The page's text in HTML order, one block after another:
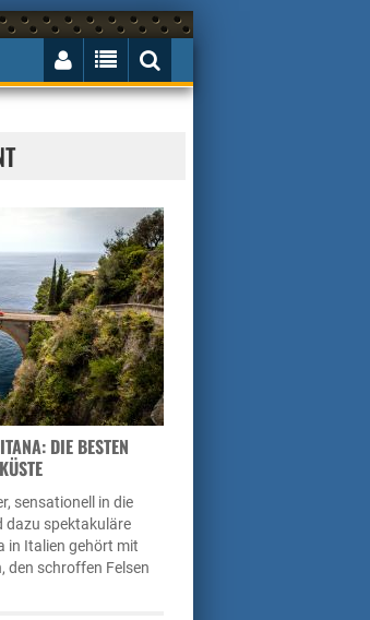
DIE BESTEN H
sensationell in die
dazu spektakuläre
in Italien gehört mit
den schroffen Felsen